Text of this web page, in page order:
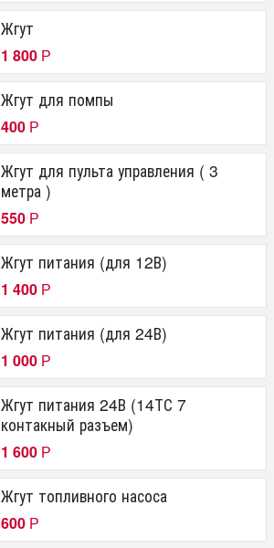
Жгут
1 800 Р
Жгут для помпы
400 Р
Жгут для пульта управления ( 3
метра )
550 Р
Жгут питания (для 12В)
1 400 Р
Жгут питания (для 24В)
1 000 Р
Жгут питания 24В (14ТС 7
контакный разъем)
1 600 Р
Жгут топливного насоса
600 Р